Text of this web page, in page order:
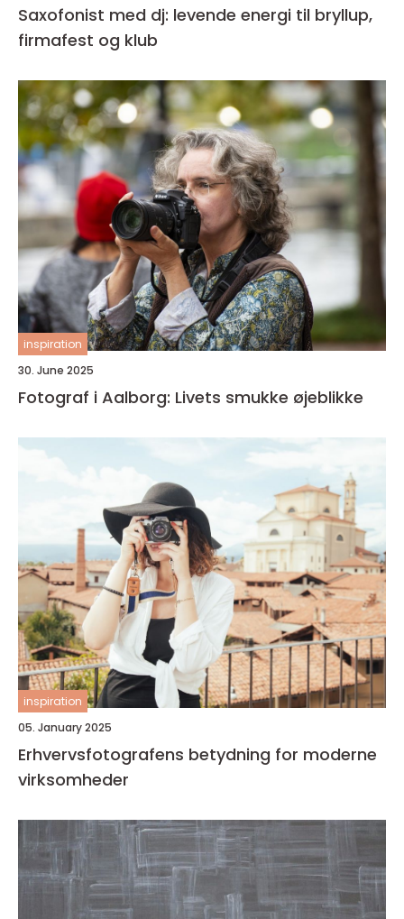
Saxofonist med dj: levende energi til bryllup,
firmafest og klub
inspiration
30. June 2025
Fotograf i Aalborg: Livets smukke øjeblikke
inspiration
05. January 2025
Erhvervsfotografens betydning for moderne
virksomheder